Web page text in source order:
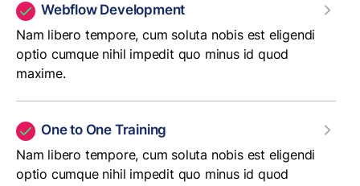
Webflow Development
Nam libero tempore, cum soluta nobis est eligendi
optio cumque nihil impedit quo minus id quod
maxime.
One to One Training
Nam libero tempore, cum soluta nobis est eligendi
optio cumque nihil impedit quo minus id quod